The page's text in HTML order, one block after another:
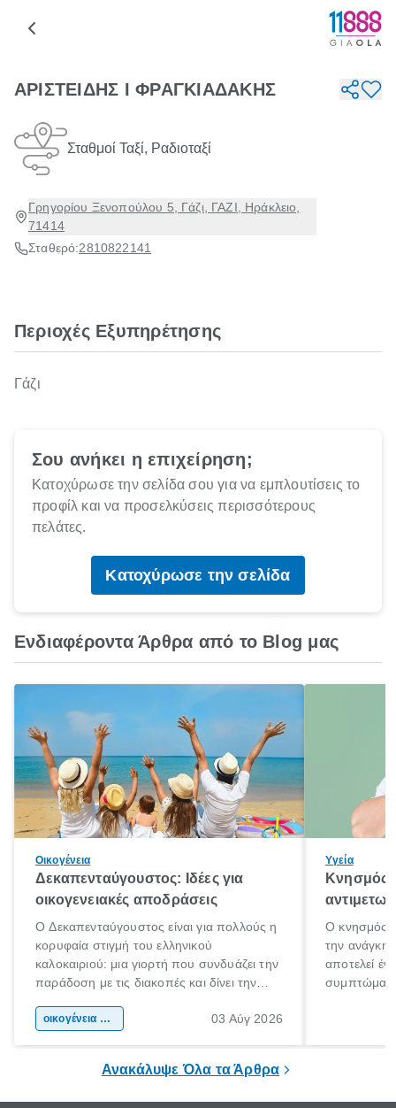
ΑΡΙΣΤΕΙΔΗΣ Ι ΦΡΑΓΚΙΑΔΑΚΗΣ
Σταθμοί Ταξί, Ραδιοταξί
Γρηγορίου Ξενοπούλου 5, Γάζι, ΓΑΖΙ, Ηράκλειο,
71414
Σταθερό:2810822141
Περιοχές Εξυπηρέτησης
Γάζι
Σου ανήκει η επιχείρηση;
Κατοχύρωσε την σελίδα σου για να εμπλουτίσεις το
προφίλ και να προσελκύσεις περισσότερους
πελάτες.
Κατοχύρωσε την σελίδα
Ενδιαφέροντα Άρθρα από το Blog μας
Οικογένεια
Δεκαπενταύγουστος: Ιδέες για
οικογενειακές αποδράσεις
Ο Δεκαπενταύγουστος είναι για πολλούς η
κορυφαία στιγμή του ελληνικού
καλοκαιριού: μια γιορτή που συνδυάζει την
παράδοση με τις διακοπές και δίνει την
χώρας. Είτε πρόκειται για λίγες μέρες
οικογένεια & παιδί 03 Αύγ 2026
Υγεία
Κνησμός:
Ο κνησμός
την ανάγκη
αποτελεί
Ανακάλυψε Όλα τα Άρθρα